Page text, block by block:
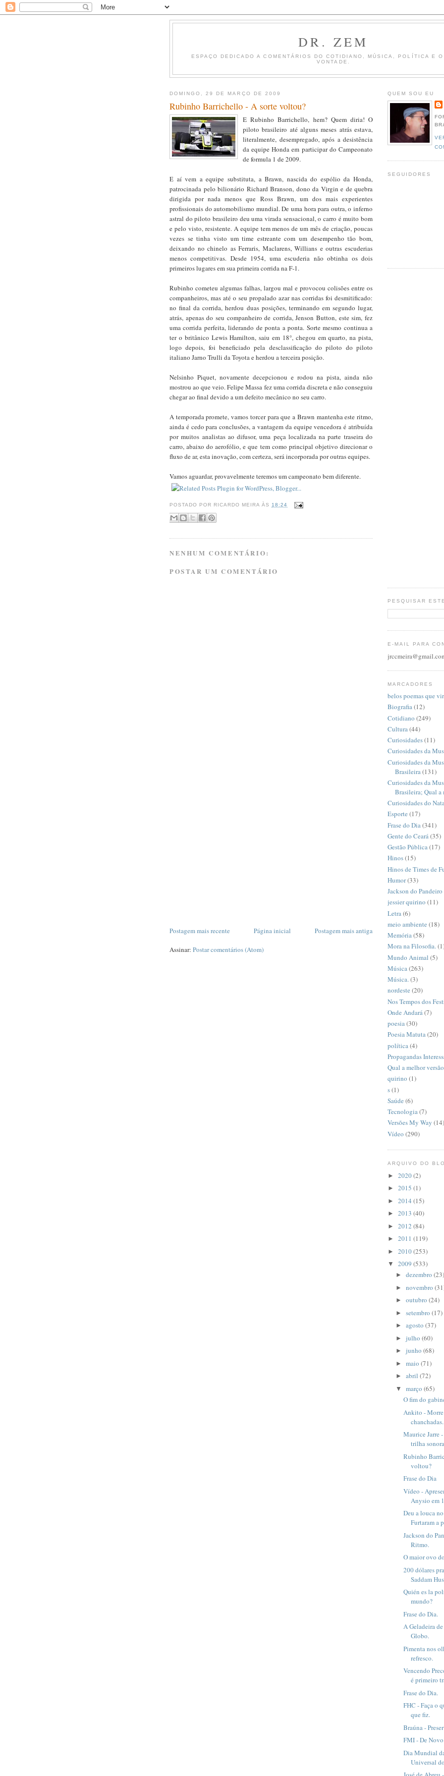
DR. ZEM
ESPAÇO DEDICADO A COMENTÁRIOS DO COTIDIANO, MÚSICA, POLÍTICA E O
VONTADE.
DOMINGO, 29 DE MARÇO DE 2009
Rubinho Barrichello - A sorte voltou?
E Rubinho Barrichello, hem? Quem diria! O
piloto brasileiro até alguns meses atrás estava,
literalmente, desempregado, após a desistência
da equipe Honda em participar do Campeonato
de formula 1 de 2009.
E aí vem a equipe substituta, a Brawn, nascida do espólio da Honda,
patrocinada pelo bilionário Richard Branson, dono da Virgin e de quebra
dirigida por nada menos que Ross Brawn, um dos mais experientes
profissionais do automobilismo mundial. De uma hora para outra, o inferno
astral do piloto brasileiro deu uma virada sensacional, o carro é muito bom
e pelo visto, resistente. A equipe tem menos de um mês de criação, poucas
vezes se tinha visto um time estreante com um desempenho tão bom,
deixando no chinelo as Ferraris, Maclarens, Willians e outras escuderias
menos competitivas. Desde 1954, uma escuderia não obtinha os dois
primeiros lugares em sua primeira corrida na F-1.
Rubinho cometeu algumas falhas, largou mal e provocou colisões entre os
companheiros, mas até o seu propalado azar nas corridas foi desmitificado:
no final da corrida, herdou duas posições, terminando em segundo lugar,
atrás, apenas do seu companheiro de corrida, Jenson Button, este sim, fez
uma corrida perfeita, liderando de ponta a ponta. Sorte mesmo continua a
ter o britânico Lewis Hamilton, saiu em 18°, chegou em quarto, na pista,
logo depois, foi beneficiado pela desclassificação do piloto do piloto
italiano Jarno Trulli da Toyota e herdou a terceira posição.
Nelsinho Piquet, novamente decepcionou e rodou na pista, ainda não
mostrou ao que veio. Felipe Massa fez uma corrida discreta e não conseguiu
chegar ao final devido a um defeito mecânico no seu carro.
A temporada promete, vamos torcer para que a Brawn mantenha este ritmo,
ainda é cedo para conclusões, a vantagem da equipe vencedora é atribuída
por muitos analistas ao difusor, uma peça localizada na parte traseira do
carro, abaixo do aerofólio, e que tem como principal objetivo direcionar o
fluxo de ar, esta inovação, com certeza, será incorporada por outras equipes.
Vamos aguardar, provavelmente teremos um campeonato bem diferente.
POSTADO POR RICARDO MEIRA ÀS 18:24
NENHUM COMENTÁRIO:
POSTAR UM COMENTÁRIO
Postagem mais recente Postagem mais antiga
Página inicial
Assinar: Postar comentários (Atom)
QUEM SOU EU
SEGUIDORES
PESQUISAR
E-MAIL PARA
MARCADORES
belos poemas que
Biografia(12)
Cotidiano (249)
Cultura(44)
Curiosidades(11)
Curiosidades da
Curiosidades da
Brasileira(131)
Curiosidades da
Brasileira; Qual a
Curiosidades do
Esporte (17)
Frase do Dia(341)
Gente do Ceará(35)
Gestão Pública(17)
Hinos(15)
Hinos de Times de
Humor(33)
Jackson do Pandeiro
jessier quirino (11)
Letra(6)
meio ambiente (18)
Memória(58)
Mora na Filosofia.
Mundo Animal (5)
Música(263)
Música.(3)
nordeste (20)
Nos Tempos dos
Onde Andará(7)
poesia(30)
Poesia Matuta(20)
política(4)
Propagandas
Qual a melhor
quirino (1)
s(1)
Saúde (6)
Tecnologia(7)
Versões My Way (14)
Vídeo (290)
ARQUIVO DO
► 2020(2)
► 2015 (1)
► 2014 (15)
► 2013 (40)
► 2012 (84)
► 2011 (119)
► 2010(253)
▼ 2009 (533)
► dezembro (23)
► novembro
► outubro (24)
► setembro (17)
► agosto (37)
► julho (60)
► junho (68)
► maio (71)
► abril (72)
▼ março (65)
O fim do
Ankito - Morre
chanchadas.
Maurice Jarre
trilha
Rubinho
voltou?
Frase do Dia
Vídeo -
Anysio em
Deu a louca
Furtaram a
Jackson do
Ritmo.
O maior ovo
200 dólares
Saddam
Quién es la
mundo?
Frase do Dia.
A Geladeira
Globo.
Pimenta nos
refresco.
Vencendo
é primeiro
Frase do Dia.
FHC - Faça o
que fiz.
Braúna -
FMI - De
Dia Mundial
Universal